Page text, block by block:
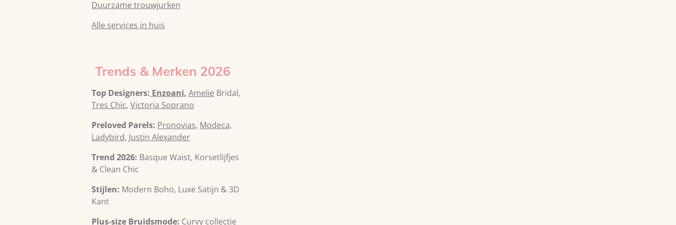
Duurzame trouwjurken
Alle services in huis
Trends & Merken 2026
Top Designers: Enzoani, Amelie Bridal,
Tres Chic, Victoria Soprano
Preloved Parels: Pronovias, Modeca,
Ladybird, Justin Alexander
Trend 2026: Basque Waist, Korsetlijfjes
& Clean Chic
Stijlen: Modern Boho, Luxe Satijn & 3D
Kant
Plus-size Bruidsmode: Curvy collectie